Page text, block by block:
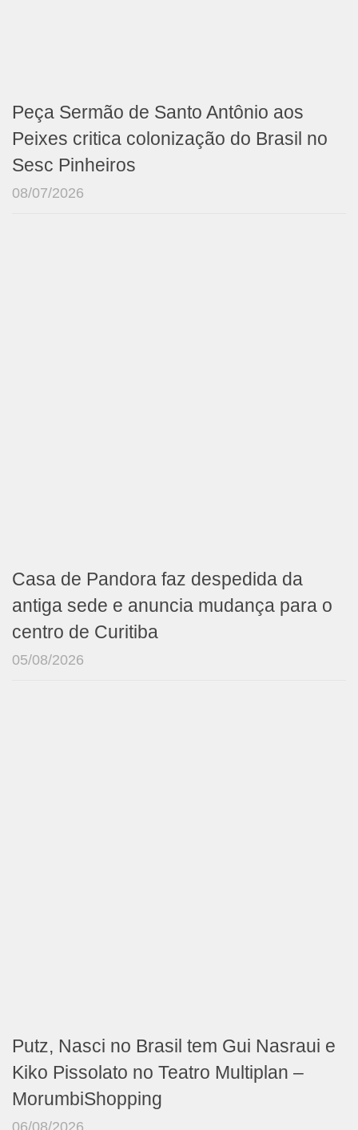
Peça Sermão de Santo Antônio aos
Peixes critica colonização do Brasil no
Sesc Pinheiros
08/07/2026
Casa de Pandora faz despedida da
antiga sede e anuncia mudança para o
centro de Curitiba
05/08/2026
Putz, Nasci no Brasil tem Gui Nasraui e
Kiko Pissolato no Teatro Multiplan –
MorumbiShopping
06/08/2026